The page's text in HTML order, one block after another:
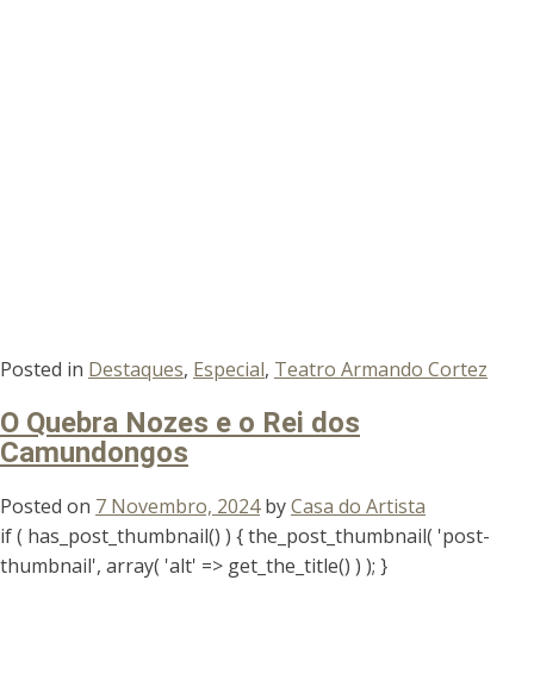
Posted in Destaques, Especial, Teatro Armando Cortez
O Quebra Nozes e o Rei dos
Camundongos
Posted on 7 Novembro, 2024byCasa do Artista
if ( has_post_thumbnail() ) { the_post_thumbnail( 'post-
thumbnail', array( 'alt' => get_the_title() ) ); }